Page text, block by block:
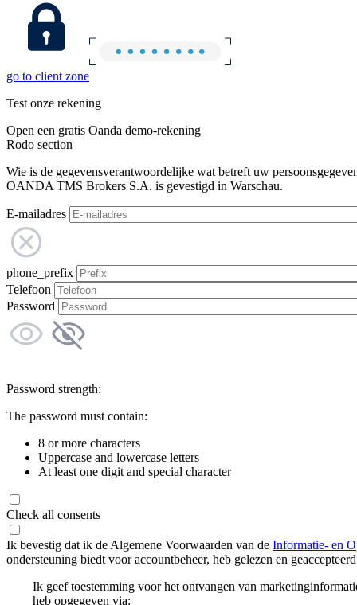
go to client zone
Test onze rekening
Open een gratis Oanda demo-rekening
Rodo section
Wie is de gegevensverantwoordelijke wat betreft uw
OANDA TMS Brokers S.A. is gevestigd in Warschau.
E-mailadres
phone_prefix
Telefoon
Password
Password strength:
The password must contain:
8 or more characters
Uppercase and lowercase letters
At least one digit and special character
Check all consents
Ik bevestig dat ik de Algemene Voorwaarden van de Informatie- en
ondersteuning biedt voor accountbeheer, heb gelezen en
Ik geef toestemming voor het ontvangen van
heb opgegeven via: